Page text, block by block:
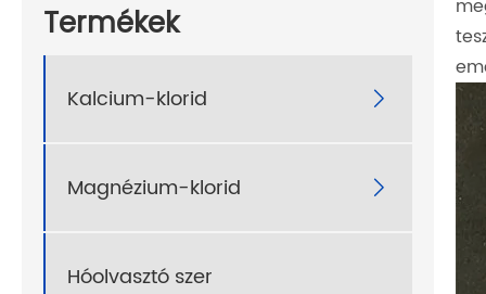
Termékek
Kalcium-klorid 
Magnézium-klorid 
Hóolvasztó szer